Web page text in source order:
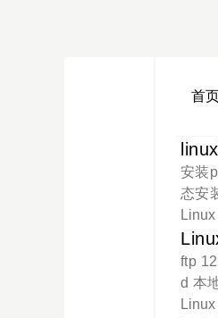
首
安装
态安
行：
个命
=
Linux
ftp
d 本
行一
Linux